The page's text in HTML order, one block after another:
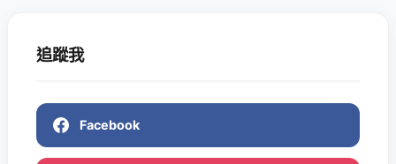
追蹤我
Facebook